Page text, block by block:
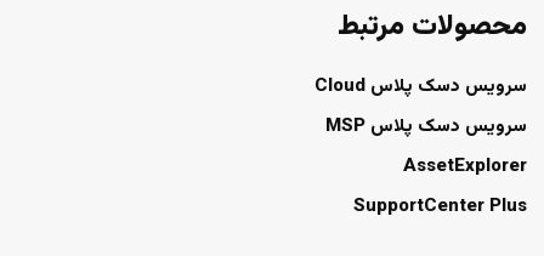
محصولات مرتبط
سرویس دسک پلاس Cloud
سرویس دسک پلاس MSP
AssetExplorer
SupportCenter Plus